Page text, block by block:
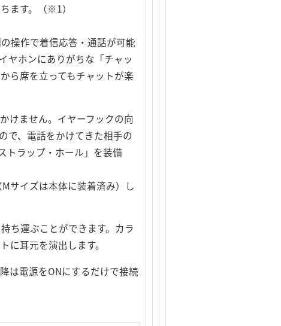
ます。（※1）
操作で着信応答・通話が可能
ヤホンにありがちな「チャッ
ら席を立ってもチャットが楽
けません。イヤーフックの向
で、電話をかけてきた相手の
トラップ・ホール」を装備
サイズは本体に装着済み）し
ち運ぶことができます。カラ
に耳元を演出します。
は電源をONにするだけで接続